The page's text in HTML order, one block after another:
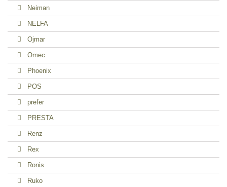
Neiman
NELFA
Ojmar
Omec
Phoenix
POS
prefer
PRESTA
Renz
Rex
Ronis
Ruko